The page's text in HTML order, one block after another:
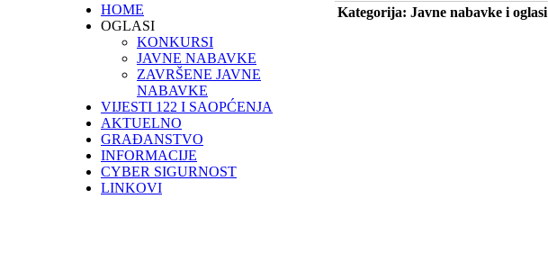
Kategorija: Javne nabavke i oglasi
HOME
OGLASI
KONKURSI
JAVNE NABAVKE
ZAVRŠENE JAVNE
NABAVKE
VIJESTI 122 I SAOPĆENJA
AKTUELNO
GRAĐANSTVO
INFORMACIJE
CYBER SIGURNOST
LINKOVI